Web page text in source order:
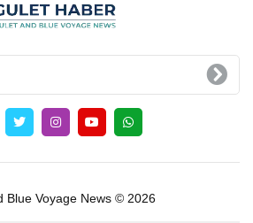
Blue Voyage News © 2026